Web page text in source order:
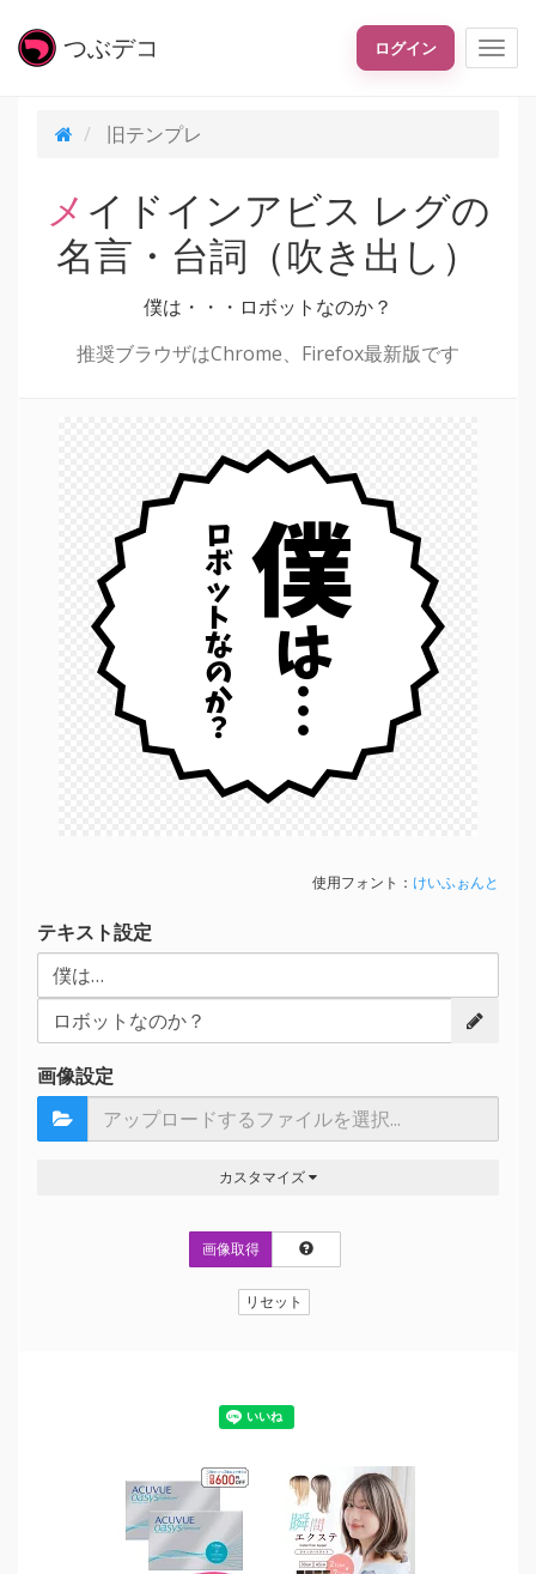
つぶデコ ログイン
旧テンプレ
メイドインアビス レグの
名言・台詞（吹き出し）
僕は・・・ロボットなのか？
推奨ブラウザはChrome、Firefox最新版です
僕
は…
ロボットなのか？
使用フォント： けいふぉんと
テキスト設定
画像設定
カスタマイズ
画像取得
リセット